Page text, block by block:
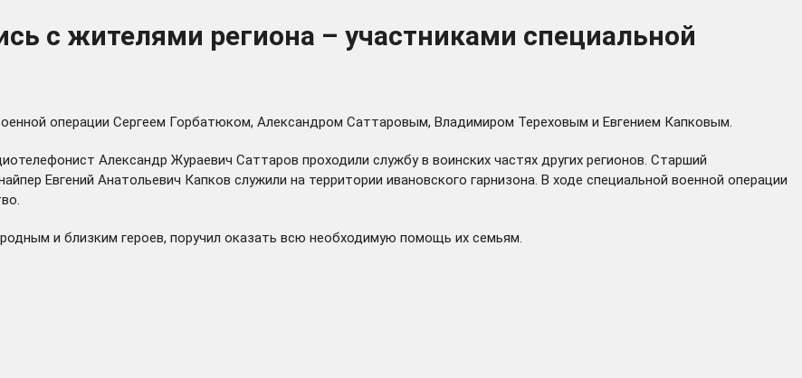
с жителями региона – участниками специальной
операции Сергеем Горбатюком, Александром Саттаровым, Владимиром Тереховым и Евгением Капковым.
Александр Жураевич Саттаров проходили службу в воинских частях других регионов. Старший
Евгений Анатольевич Капков служили на территории ивановского гарнизона. В ходе специальной военной операции
и близким героев, поручил оказать всю необходимую помощь их семьям.